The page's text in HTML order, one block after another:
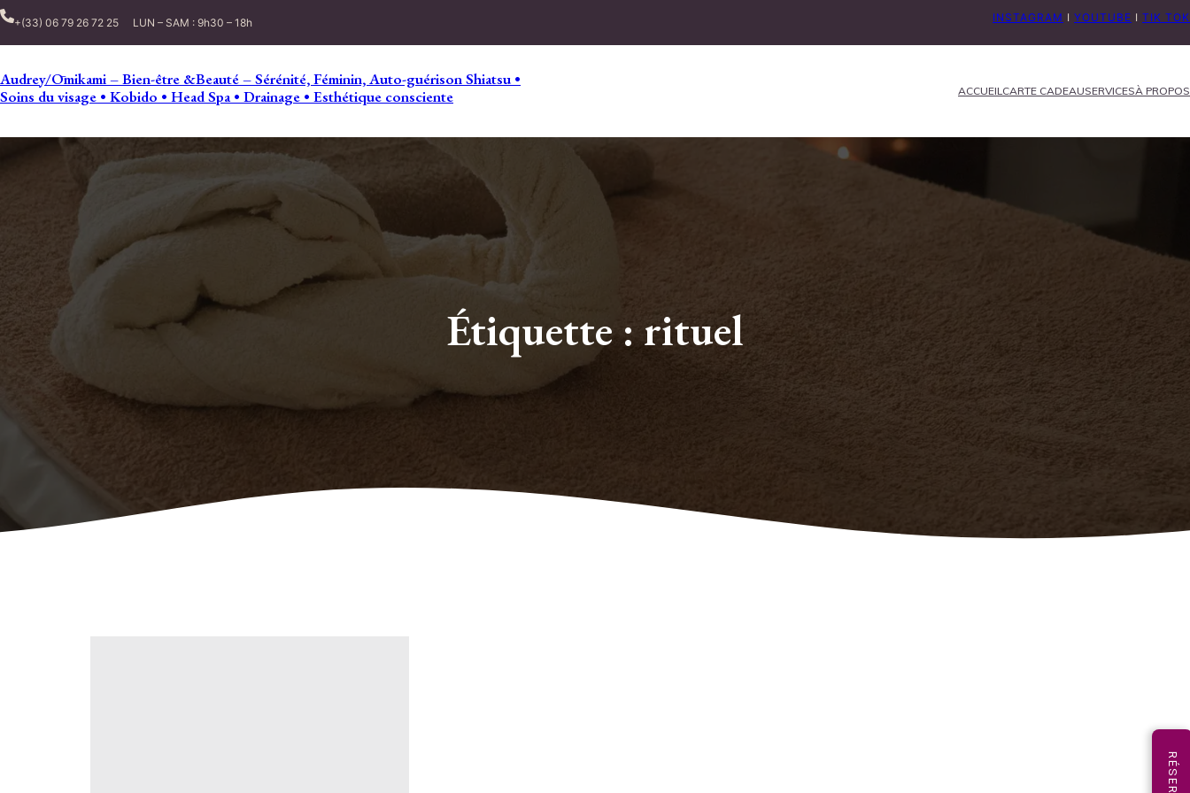
+(33) 06 79 26 72 25 LUN – SAM : 9h30 – 18h INSTAGRAM I YOUTUBE I TIK TOK
Audrey/Ōmikami – Bien-être &Beauté – Sérénité, Féminin, Auto-guérison Shiatsu •
Soins du visage • Kobido • Head Spa • Drainage • Esthétique consciente
ACCUEILCARTE CADEAUSERVICESÀ PROPOS
Étiquette :rituel